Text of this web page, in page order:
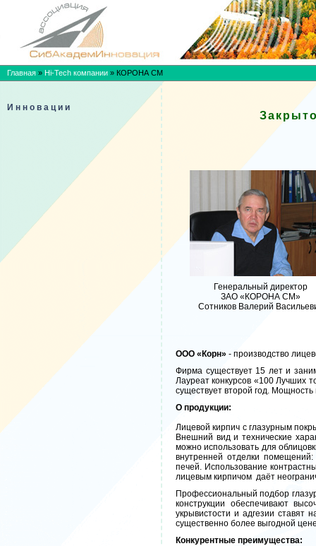
Главная » Hi-Tech компании » КОРОНА СМ
Инновации
Генеральный директор
ЗАО «КОРОНА СМ»
Сотников Валерий
ООО «Корн» - производство
Фирма существует 15 лет и
Лауреат конкурсов «100 Лучших
существует второй год.
О продукции:
Лицевой кирпич с глазурным
Внешний вид и технические
можно использовать для
внутренней отделки помещений:
печей. Использование
лицевым кирпичом даёт
Профессиональный подбор
конструкции обеспечивают
укрывистости и адгезии ставят
существенно более выгодной
Конкурентные преимущества: